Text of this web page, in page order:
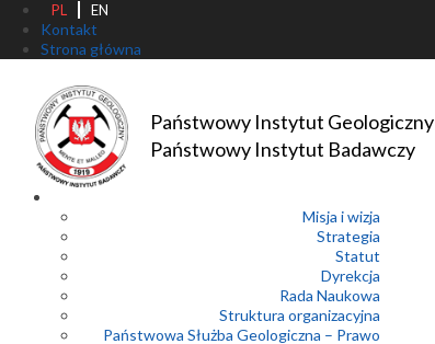
PL EN
Kontakt
Strona główna
Państwowy Instytut Geologiczny
Państwowy Instytut Badawczy
Misja i wizja
Strategia
Statut
Dyrekcja
Rada Naukowa
Struktura organizacyjna
Państwowa Służba Geologiczna – Prawo